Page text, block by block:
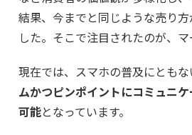
結果、今までと同じような売り
した。そこで注目されたのが、マ
現在では、スマホの普及にともな
ムかつピンポイントにコミュニ
可能となっています。